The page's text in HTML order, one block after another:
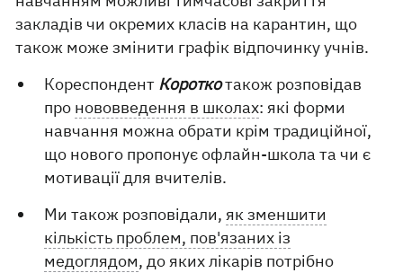
закладів чи окремих класів на карантин, що
також може змінити графік відпочинку учнів.
Кореспондент Короткотакож розповідав
про нововведення в школах: які форми
навчання можна обрати крім традиційної,
що нового пропонує офлайн-школа та чи є
мотивації для вчителів.
Ми також розповідали,як зменшити
кількість проблем, пов'язаних із
медоглядом, до яких лікарів потрібно